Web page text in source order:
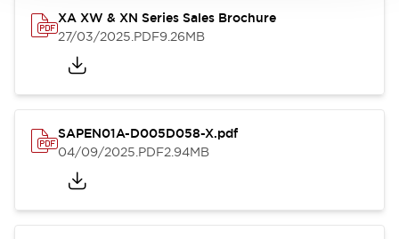
XA XW & XN Series Sales Brochure
27/03/2025.PDF9.26MB
SAPEN01A-D005D058-X.pdf
04/09/2025.PDF2.94MB